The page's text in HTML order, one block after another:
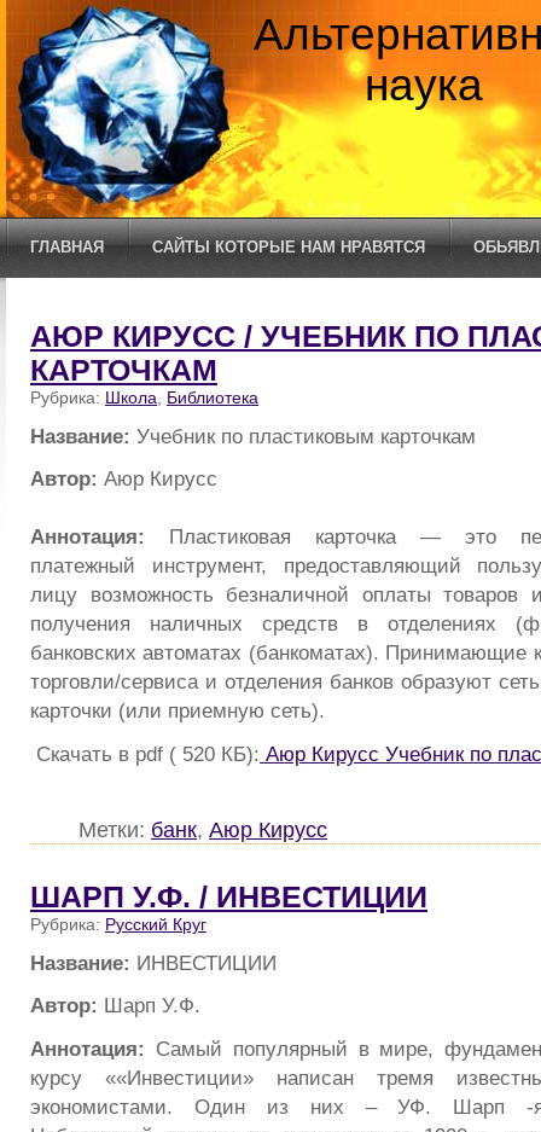
наука
ГЛАВНАЯ САЙТЫ КОТОРЫЕ НАМ НРАВЯТСЯ
АЮР КИРУСС / УЧЕБНИК ПО
КАРТОЧКАМ
Рубрика: Школа Библиотека
Название: Учебник по пластиковым карточкам
Автор: Аюр Кирусс
Аннотация: Пластиковая карточка — это
платежный инструмент, предоставляющий
лицу возможность безналичной оплаты товаров
получения наличных средств в отделениях
банковских автоматах (банкоматах). Принимающие
торговли/сервиса и отделения банков образуют
карточки (или приемную сеть).
Скачать в pdf ( 520 КБ): Аюр Кирусс Учебник по
Метки: банк, Аюр Кирусс
ШАРП У.Ф. / ИНВЕСТИЦИИ
Рубрика: Русский Круг
Название: ИНВЕСТИЦИИ
Автор: Шарп У.Ф.
Аннотация: Самый популярный в мире,
курсу ««Инвестиции» написан тремя
экономистами. Один из них – УФ. Шарп -